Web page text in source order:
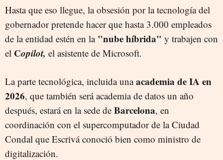
Hasta que eso llegue, la obsesión por la tecnología del
gobernador pretende hacer que hasta 3.000 empleados
de la entidad estén en la"nube híbrida" y trabajen con
el Copilot, el asistente de Microsoft.
La parte tecnológica, incluida unaacademia de IA en
2026, que también será academia de datos un año
después, estará en la sede de Barcelona, en
coordinación con el supercomputador de la Ciudad
Condal que Escrivá conoció bien como ministro de
digitalización.